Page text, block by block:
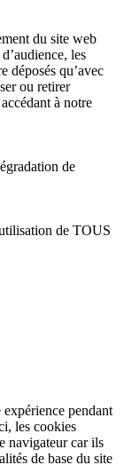
du site web
les
déposés qu’avec
ou retirer
à notre
de
de TOUS
pendant
les cookies
navigateur car ils
de base du site